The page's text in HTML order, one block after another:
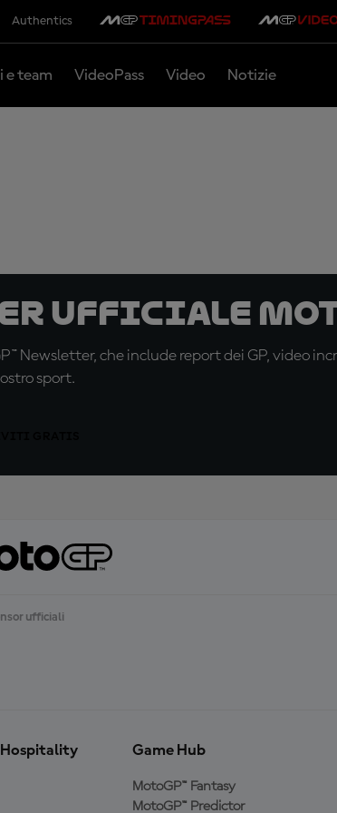
Authentics
e team VideoPass Video Notizie
ufficiale
Newsletter, che include report dei GP, video
sport.
ufficiali
Game Hub
MotoGP™ Fantasy
MotoGP™ Predictor